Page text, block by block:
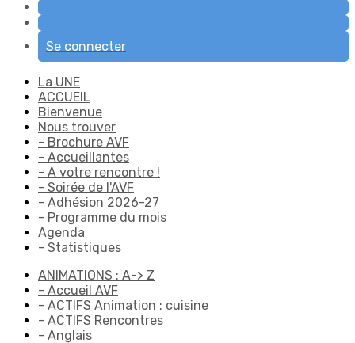
Se connecter
La UNE
ACCUEIL
Bienvenue
Nous trouver
- Brochure AVF
- Accueillantes
- A votre rencontre !
- Soirée de l'AVF
- Adhésion 2026-27
- Programme du mois
Agenda
- Statistiques
ANIMATIONS : A-> Z
- Accueil AVF
- ACTIFS Animation : cuisine
- ACTIFS Rencontres
- Anglais